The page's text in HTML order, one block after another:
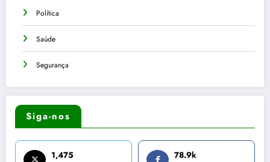
Política
Saúde
Segurança
Siga-nos
1,475 78.9k